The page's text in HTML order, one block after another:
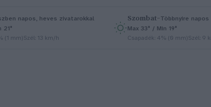
napos, heves zivatarokkal
21°
(1 mm)Szél: 13 km/h
Szombat–Többnyire napos
Max 33° / Min 19°
Csapadék: 4% (0 mm)Szél: 9